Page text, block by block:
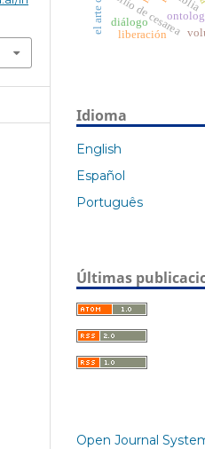
basilio de cesarea
liberación
diálogo
Idioma
English
Español
Português
Últimas
Open Journal